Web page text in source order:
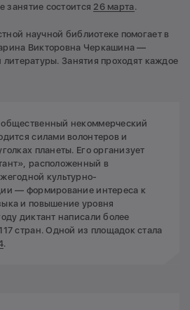
состоится 26 марта .
научной библиотеке помогает в
Викторовна Черкашина —
литературы. Занятия проходят каждое
некоммерческий
силами волонтеров и
планеты. Его организует
расположенный в
культурно-
— формирование интереса к
и повышение уровня
диктант написали более
стран. Одной из площадок стала
.